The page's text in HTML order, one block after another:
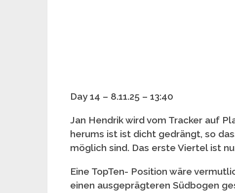
Day 14 – 8.11.25 – 13:40
Jan Hendrik wird vom Tracker auf
herums ist ist dicht gedrängt, so
möglich sind. Das erste Viertel ist
Eine TopTen- Position wäre
einen ausgeprägteren Südbogen